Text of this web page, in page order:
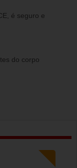
é seguro e
do corpo